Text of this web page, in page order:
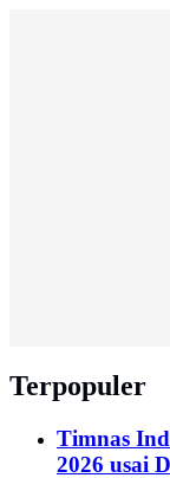
Terpopuler
Timnas
2026 usai